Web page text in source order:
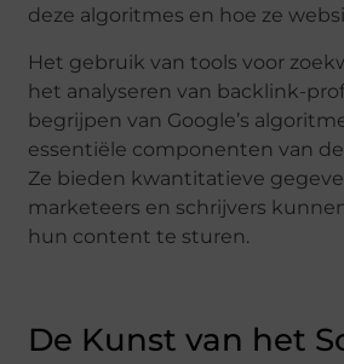
deze algoritmes en hoe ze
Het gebruik van tools voor
het analyseren van backlink-
begrijpen van Google’s
essentiële componenten van
Ze bieden kwantitatieve
marketeers en schrijvers
hun content te sturen.
De Kunst van het